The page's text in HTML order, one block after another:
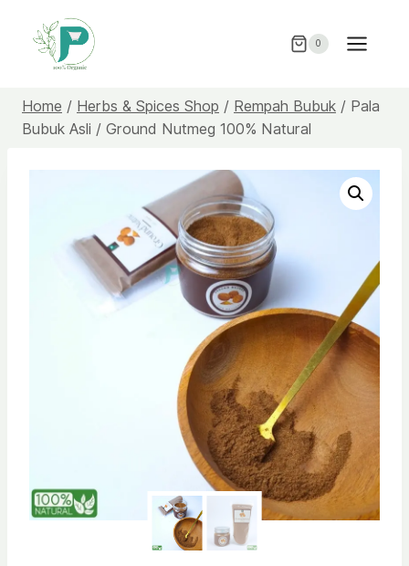
content
0
Home / Herbs & Spices Shop / Rempah Bubuk / Pala
Bubuk Asli / Ground Nutmeg 100% Natural